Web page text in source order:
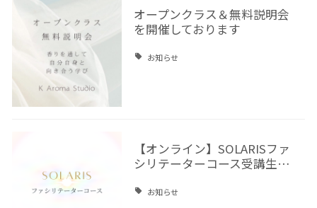
オープンクラス＆無料説明会
を開催しております
お知らせ
【オンライン】SOLARISファ
シリテーターコース受講生…
お知らせ